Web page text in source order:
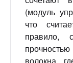
(модуль
что
правило,